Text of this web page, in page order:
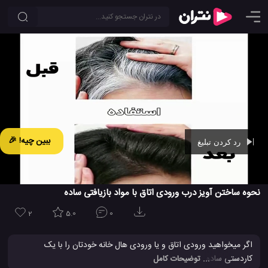
ببین چیه! 🎉
نحوه ساختن آویز درب ورودی اتاق با مواد بازیافتی ساده
2 5.0 0
اگر میخواهید ورودی اتاق و یا ورودی هال خانه خودتان را با یک
کاردستی ساده و زیبا تزیین کنید، تماشای این ویدئو به شما کمک می کند.
... توضیحات کامل